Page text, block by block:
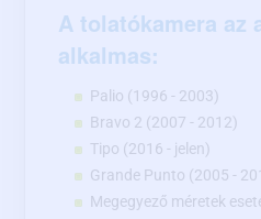
A tolatókamera az
alkalmas:
Palio (1996 - 2003)
Bravo 2 (2007 - 2012)
Tipo (2016 - jelen)
Grande Punto (2005 -
Megegyező méretek